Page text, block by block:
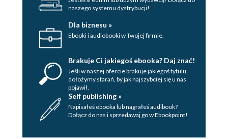
naszego systemu dystrybucji!
Dla biznesu »
Ebooki i audiobooki w Twojej firmie.
Brakuje Ci jakiegoś ebooka? Daj znać!
Jeśli w naszej ofercie brakuje jakiegoś tytulu,
dołożymy starań, by jak najszybciej się u nas
pojawił.
Self publishing »
Napisałeś ebooka lub nagrałeś audibook?
Dołącz do nas i sprzedawaj go w Ebookpoint!